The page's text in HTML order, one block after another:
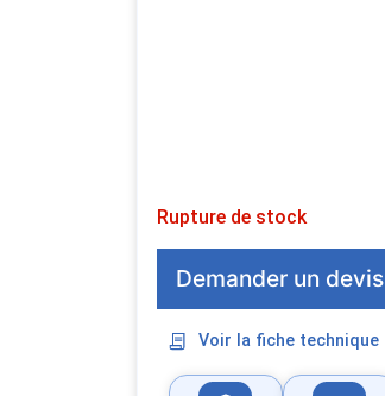
Rupture de stock
Demander un devis
Voir la fiche technique